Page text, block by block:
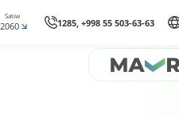
Satıw
1285, +998 55 503-63-63